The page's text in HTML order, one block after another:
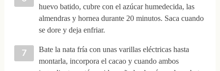
huevo batido, cubre con el azúcar humedecida, las
almendras y hornea durante 20 minutos. Saca cuando
se dore y deja enfriar.
Bate la nata fría con unas varillas eléctricas hasta
montarla, incorpora el cacao y cuando ambos